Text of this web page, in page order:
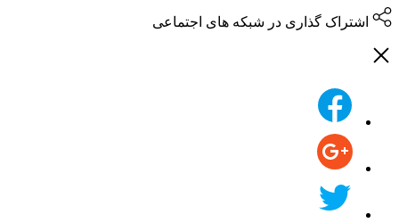
اشتراک گذاری در شبکه های اجتماعی